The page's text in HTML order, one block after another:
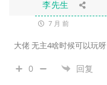
李先生
7 月 前
大佬 无主4啥时候可以玩呀
0 回复